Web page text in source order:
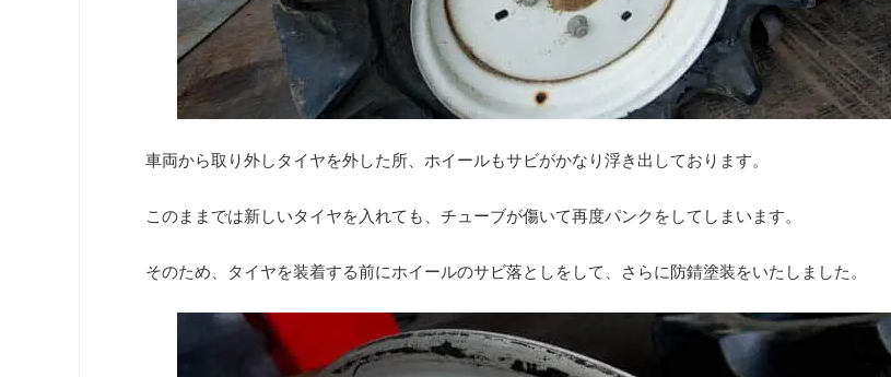
車両から取り外しタイヤを外した所、ホイールもサビがかなり浮き出しております。
このままでは新しいタイヤを入れても、チューブが傷いて再度パンクをしてしまいます。
そのため、タイヤを装着する前にホイールのサビ落としをして、さらに防錆塗装をいたしました。